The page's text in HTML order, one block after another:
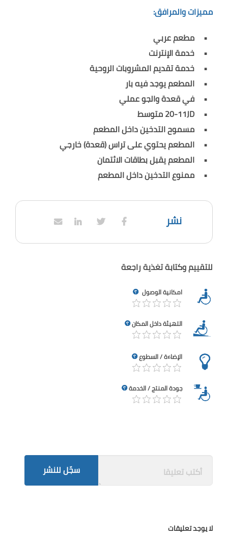
مميزات والمرافق:
مطعم عربي
خدمة الإنترنت
خدمة تقديم المشروبات الروحية
المطعم يوجد فيه بار
في قعدة والجو عملي
20-11JD متوسط
مسموح التدخين داخل المطعم
المطعم يحتوي على تراس (قعدة) خارجي
المطعم يقبل بطاقات الائتمان
ممنوع التدخين داخل المطعم
نشر
للتقييم وكتابة تغذية راجعة
امكانية الوصول
التهيئة داخل المكان
الإضاءة / السطوع
جودة المنتج / الخدمة
سجّل للنشر
لا يوجد تعليقات